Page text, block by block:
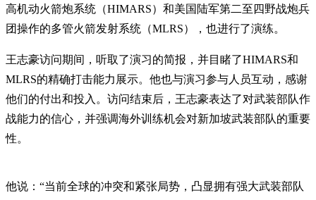
高机动火箭炮系统（HIMARS）和美国陆军第二至四野战炮兵
团操作的多管火箭发射系统（MLRS），也进行了演练。
王志豪访问期间，听取了演习的简报，并目睹了HIMARS和
MLRS的精确打击能力展示。他也与演习参与人员互动，感谢
他们的付出和投入。访问结束后，王志豪表达了对武装部队作
战能力的信心，并强调海外训练机会对新加坡武装部队的重要
性。
他说：“当前全球的冲突和紧张局势，凸显拥有强大武装部队